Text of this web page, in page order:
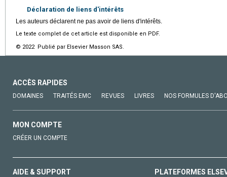
Déclaration de liens d'intérêts
Les auteurs déclarent ne pas avoir de liens d'intérêts.
Le texte complet de cet article est disponible en PDF.
© 2022 Publié par Elsevier Masson SAS.
ACCÈS RAPIDES
DOMAINES TRAITÉS EMC REVUES LIVRES NOS FORMULES
MON COMPTE
CRÉER UN COMPTE
AIDE & SUPPORT PLATEFORMES